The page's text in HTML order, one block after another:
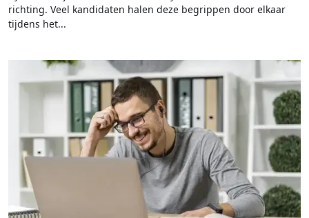
richting. Veel kandidaten halen deze begrippen door elkaar
tijdens het...